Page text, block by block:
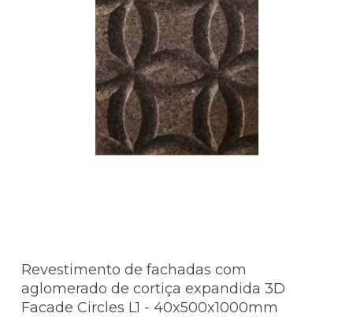
Revestimento de fachadas com
aglomerado de cortiça expandida 3D
Facade Circles L1 - 40x500x1000mm